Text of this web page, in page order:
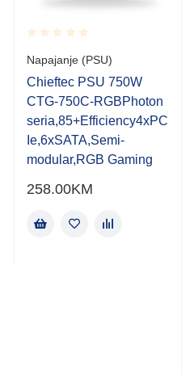
Rated
0.001
out
of
5
Napajanje (PSU)
Chieftec PSU 750W
CTG-750C-RGBPhoton
seria,85+Efficiency4xPC
Ie,6xSATA,Semi-
modular,RGB Gaming
258.00KM